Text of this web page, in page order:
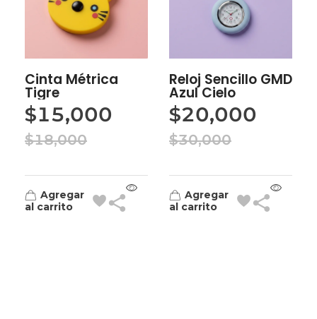
Cinta Métrica
Tigre
$15,000
$18,000
Agregar
al carrito
Reloj Sencillo GMD
Azul Cielo
$20,000
$30,000
Agregar
al carrito